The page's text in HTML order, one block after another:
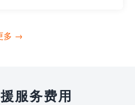
请求送油人员来帮助你。
多 →
服务费用